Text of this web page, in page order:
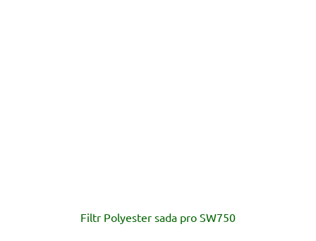
Filtr Polyester sada pro SW750